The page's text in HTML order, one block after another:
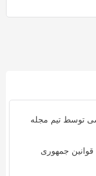
توسط تیم مجله
قوانین جمهوری